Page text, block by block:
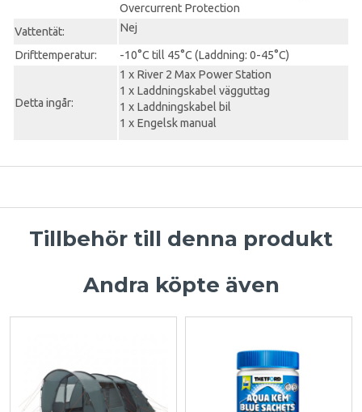
Overcurrent Protection
Vattentät:
Nej
Drifttemperatur: -10°C till 45°C (Laddning: 0-45°C)
Detta ingår:
1 x River 2 Max Power Station
1 x Laddningskabel vägguttag
1 x Laddningskabel bil
1 x Engelsk manual
Tillbehör till denna produkt
Andra köpte även